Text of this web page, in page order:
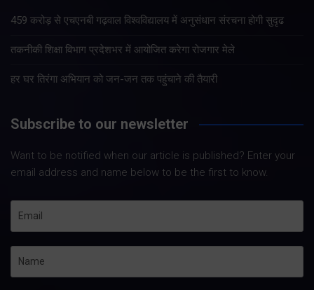
459 करोड़ से एचएनबी गढ़वाल विश्वविद्यालय में अनुसंधान संरचना होगी सुदृढ
तकनीकी शिक्षा विभाग प्रदेशभर में आयोजित करेगा रोजगार मेले
हर घर तिरंगा अभियान को जन-जन तक पहुंचाने की तैयारी
Subscribe to our newsletter
Want to be notified when our article is published? Enter your
email address and name below to be the first to know.